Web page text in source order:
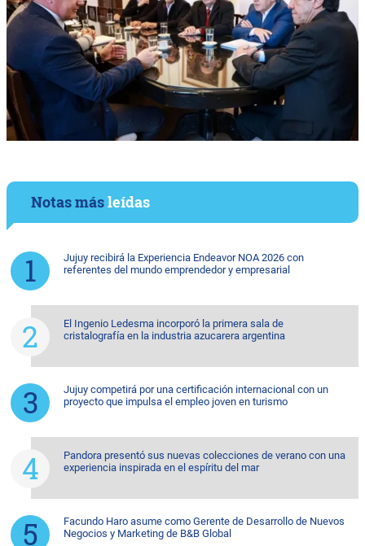
Notas másleídas
Jujuy recibirá la Experiencia Endeavor NOA 2026 con
referentes del mundo emprendedor y empresarial
El Ingenio Ledesma incorporó la primera sala de
cristalografía en la industria azucarera argentina
Jujuy competirá por una certificación internacional con un
proyecto que impulsa el empleo joven en turismo
Pandora presentó sus nuevas colecciones de verano con una
experiencia inspirada en el espíritu del mar
Facundo Haro asume como Gerente de Desarrollo de Nuevos
Negocios y Marketing de B&B Global